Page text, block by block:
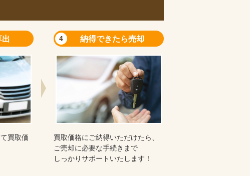
買取価
4 納得できたら売却
買取価格にご納得いただけたら、
ご売却に必要な手続きまで
しっかりサポートいたします！